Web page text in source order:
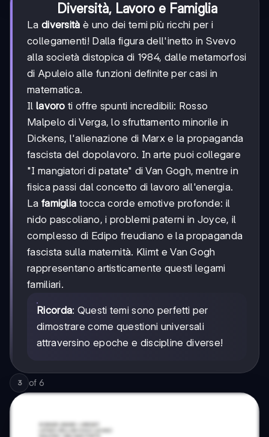
Diversità, Lavoro e Famiglia
La diversità è uno dei temi più ricchi per i
collegamenti! Dalla figura dell'inetto in Svevo
alla società distopica di 1984, dalle metamorfosi
di Apuleio alle funzioni definite per casi in
matematica.
Il lavoro ti offre spunti incredibili: Rosso
Malpelo di Verga, lo sfruttamento minorile in
Dickens, l'alienazione di Marx e la propaganda
fascista del dopolavoro. In arte puoi collegare
"I mangiatori di patate" di Van Gogh, mentre in
fisica passi dal concetto di lavoro all'energia.
La famiglia tocca corde emotive profonde: il
nido pascoliano, i problemi paterni in Joyce, il
complesso di Edipo freudiano e la propaganda
fascista sulla maternità. Klimt e Van Gogh
rappresentano artisticamente questi legami
familiari.
Ricorda: Questi temi sono perfetti per
dimostrare come questioni universali
attraversino epoche e discipline diverse!
3 of 6